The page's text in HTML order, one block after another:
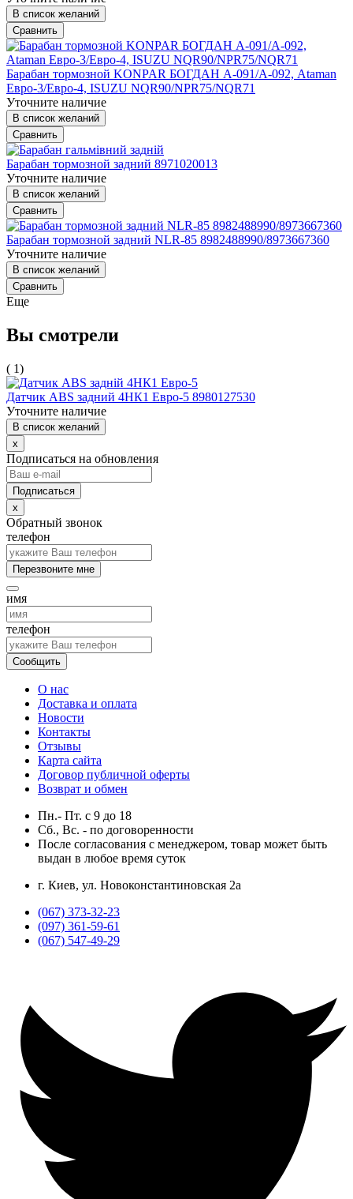
В список желаний
Сравнить
Барабан тормозной KONPAR БОГДАН А-091/А-092, Ataman
Евро-3/Евро-4, ISUZU NQR90/NPR75/NQR71
Уточните наличие
В список желаний
Сравнить
Барабан тормозной задний 8971020013
Уточните наличие
В список желаний
Сравнить
Барабан тормозной задний NLR-85 8982488990/8973667360
Уточните наличие
В список желаний
Сравнить
Еще
Вы смотрели
( 1)
Датчик ABS задний 4НК1 Евро-5 8980127530
Уточните наличие
В список желаний
x
Подписаться на обновления
x
Обратный звонок
телефон
Перезвоните мне
имя
телефон
Сообщить
О нас
Доставка и оплата
Новости
Контакты
Отзывы
Карта сайта
Договор публичной оферты
Возврат и обмен
Пн.- Пт. с 9 до 18
Сб., Вс. - по договоренности
После согласования с менеджером, товар может быть
выдан в любое время суток
г. Киев, ул. Новоконстантиновская 2а
(067) 373-32-23
(097) 361-59-61
(067) 547-49-29